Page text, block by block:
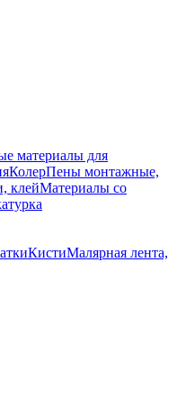
материалы для
КолерПены монтажные,
клейМатериалы со
КистиМалярная лента,